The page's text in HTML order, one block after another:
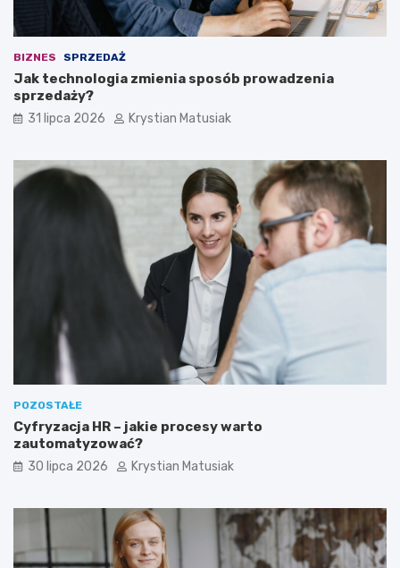
BIZNES SPRZEDAŻ
Jak technologia zmienia sposób prowadzenia
sprzedaży?
31 lipca 2026 Krystian Matusiak
POZOSTAŁE
Cyfryzacja HR – jakie procesy warto
zautomatyzować?
30 lipca 2026 Krystian Matusiak